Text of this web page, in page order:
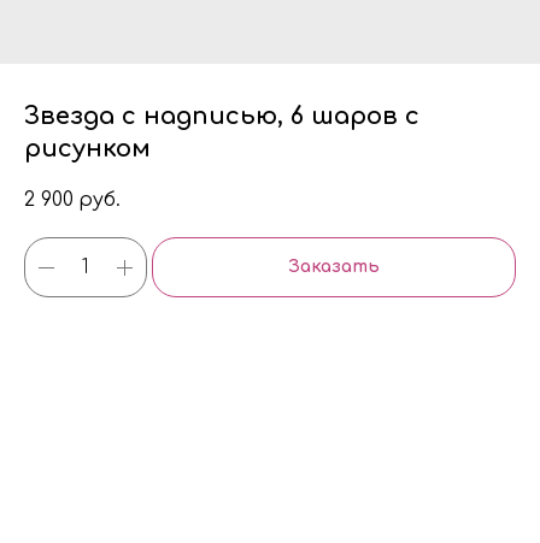
Звезда с надписью, 6 шаров с
рисунком
2 900 руб.
Заказать